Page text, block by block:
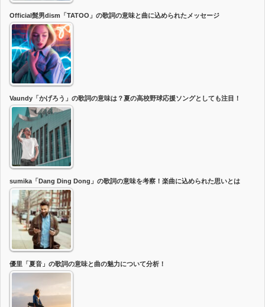
Official髭男dism「TATOO」の歌詞の意味と曲に込められたメッセージ
Vaundy「かげろう」の歌詞の意味は？夏の高校野球応援ソングとしても注目！
sumika「Dang Ding Dong」の歌詞の意味を考察！楽曲に込められた思いとは
優里「夏音」の歌詞の意味と曲の魅力について分析！